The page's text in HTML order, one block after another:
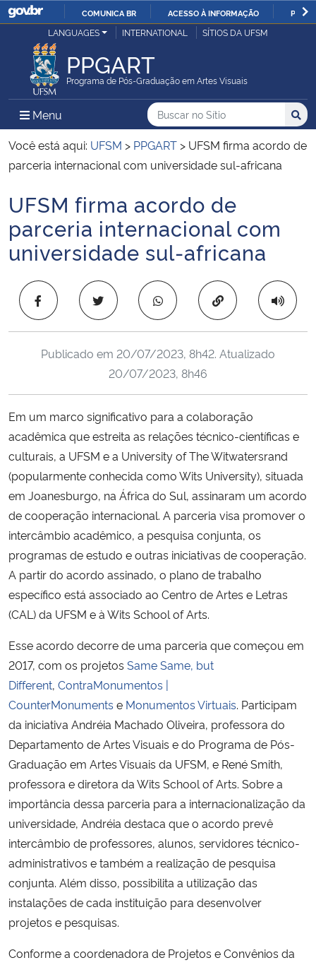
IR
COMUNICA BR ACESSO À INFORMAÇÃO
Ministério da Justiça e Segurança Pública
Ministério da Defesa
Ministério das Relações Exteriores
Ministério da Infraestrutura
Ministério da Agricultura, Pecuária e Abastecimento
Ministério da Educação
Ministério da Ciência, Tecnologia, Inovações e Comunicações
Ministério do Meio Ambiente
Ministério do Turismo
Ministério do Desenvolvimento Regional
Controladoria-Geral da União
Secretaria-Geral
Secretaria de Governo
Gabinete de Segurança Institucional
Advocacia-Geral da União
Banco Central do Brasil
LANGUAGES INTERNATIONAL SÍTIOS DA UFSM
PPGART
Programa de Pós-Graduação em Artes Visuais
Menu Menu Principal do Sítio
Busca
Buscar no no Sítio
Busca:
Você está aqui: UFSM > PPGART > UFSM firma acordo de
parceria internacional com universidade sul-africana
Início do conteúdo
UFSM firma acordo de
parceria internacional com
universidade sul-africana
Copiar para área
Publicado em 20/07/2023, 8h42. Atualizado
20/07/2023, 8h46
Em um marco significativo para a colaboração
acadêmica que estreita as relações técnico-científicas e
culturais, a UFSM e a University of The Witwatersrand
(popularmente conhecida como Wits University), situada
em Joanesburgo, na África do Sul, assinaram um acordo
de cooperação internacional. A parceria visa promover o
intercâmbio acadêmico, a pesquisa conjunta, os
programas de estudo e outras iniciativas de cooperação.
A partir do acordo assinado, o plano de trabalho
específico está associado ao Centro de Artes e Letras
(CAL) da UFSM e à Wits School of Arts.
Esse acordo decorre de uma parceria que começou em
2017, com os projetos Same Same, but
Different, ContraMonumentos |
CounterMonuments e Monumentos Virtuais. Participam
da iniciativa Andréia Machado Oliveira, professora do
Departamento de Artes Visuais e do Programa de Pós-
Graduação em Artes Visuais da UFSM, e René Smith,
professora e diretora da Wits School of Arts. Sobre a
importância dessa parceria para a internacionalização da
universidade, Andréia destaca que o acordo prevê
intercâmbio de professores, alunos, servidores técnico-
administrativos e também a realização de pesquisa
conjunta. Além disso, possibilita a utilização das
instalações de cada instituição para desenvolver
projetos e pesquisas.
Conforme a coordenadora de Projetos e Convênios da